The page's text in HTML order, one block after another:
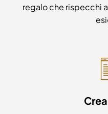
regalo che rispecchi